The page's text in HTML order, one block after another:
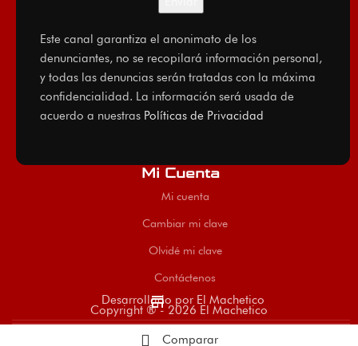
Este canal garantiza el anonimato de los
denunciantes, no se recopilará información personal,
y todas las denuncias serán tratadas con la máxima
confidencialidad. La información será usada de
acuerdo a nuestras Políticas de Privacidad
Mi Cuenta
Mi cuenta
Cambiar mi clave
Olvidé mi clave
Contáctenos
store
Desarrollado por El Machetico
Copyright ® - 2026 El Machetico
Comparar